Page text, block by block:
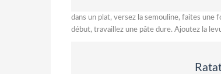
dans un plat, versez la semouline, faites une
début, travaillez une pâte dure. Ajoutez la